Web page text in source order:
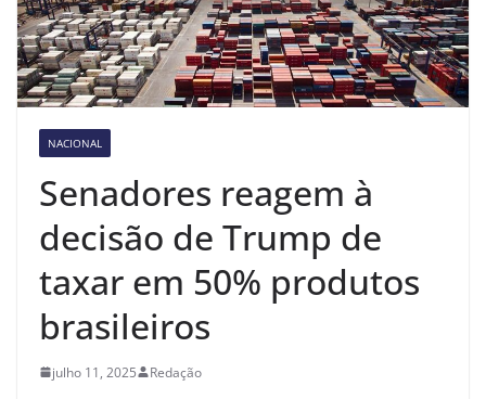
NACIONAL
Senadores reagem à
decisão de Trump de
taxar em 50% produtos
brasileiros
julho 11, 2025 Redação